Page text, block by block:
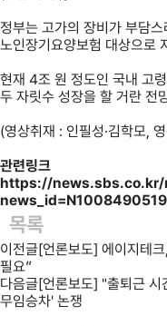
정부는 고가의 장비가 부담
노인장기요양보험 대상으로
현재 4조 원 정도인 국내 고
두 자릿수 성장을 할 거란 전
(영상취재 : 인필성·김학모,
관련링크
https://news.sbs.co.kr/
목록
이전글[언론보도] 에이지테
필요”
다음글[언론보도] "출퇴근
무임승차' 논쟁